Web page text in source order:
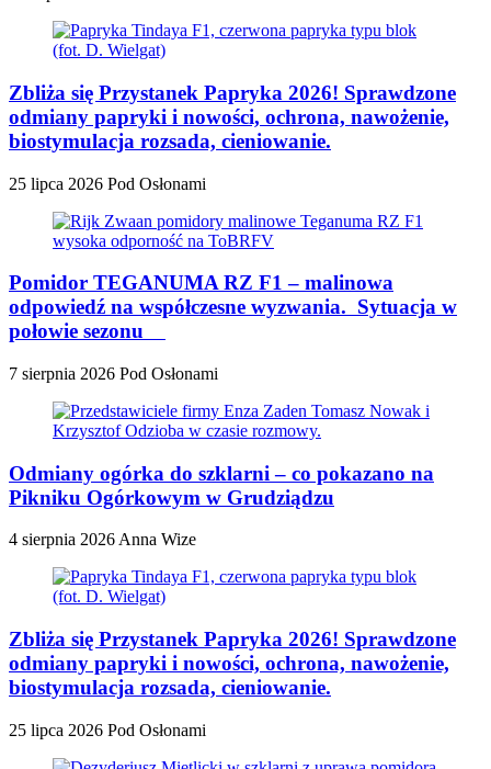
Zbliża się Przystanek Papryka 2026! Sprawdzone
odmiany papryki i nowości, ochrona, nawożenie,
biostymulacja rozsada, cieniowanie.
25 lipca 2026 Pod Osłonami
Pomidor TEGANUMA RZ F1 – malinowa
odpowiedź na współczesne wyzwania. Sytuacja w
połowie sezonu
7 sierpnia 2026 Pod Osłonami
Odmiany ogórka do szklarni – co pokazano na
Pikniku Ogórkowym w Grudziądzu
4 sierpnia 2026Anna Wize
Zbliża się Przystanek Papryka 2026! Sprawdzone
odmiany papryki i nowości, ochrona, nawożenie,
biostymulacja rozsada, cieniowanie.
25 lipca 2026 Pod Osłonami